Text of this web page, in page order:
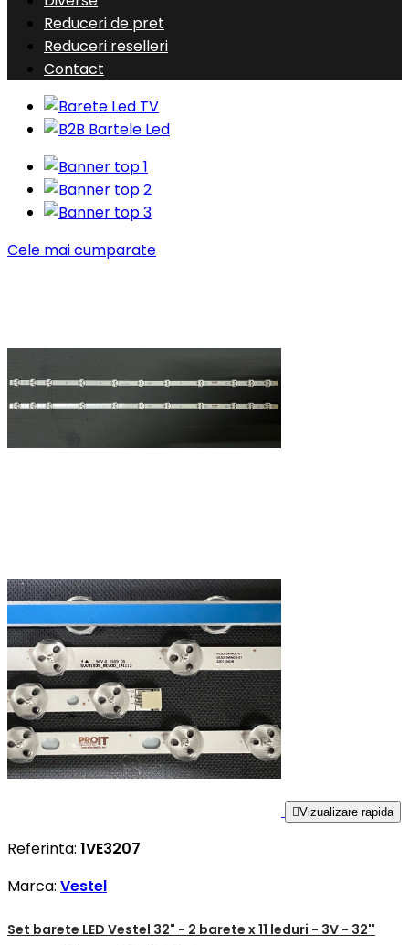
Reduceri de pret
Reduceri reselleri
Contact
Cele mai cumparate
Vizualizare rapida
Referinta: 1VE3207
Marca: Vestel
Set barete LED Vestel 32" - 2 barete x 11 leduri - 3V - 32''